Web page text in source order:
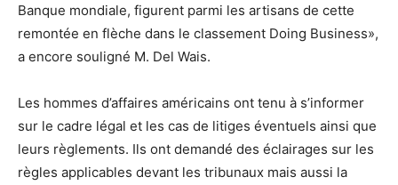
Banque mondiale, figurent parmi les artisans de cette
remontée en flèche dans le classement Doing Business»,
a encore souligné M. Del Wais.
Les hommes d’affaires américains ont tenu à s’informer
sur le cadre légal et les cas de litiges éventuels ainsi que
leurs règlements. Ils ont demandé des éclairages sur les
règles applicables devant les tribunaux mais aussi la